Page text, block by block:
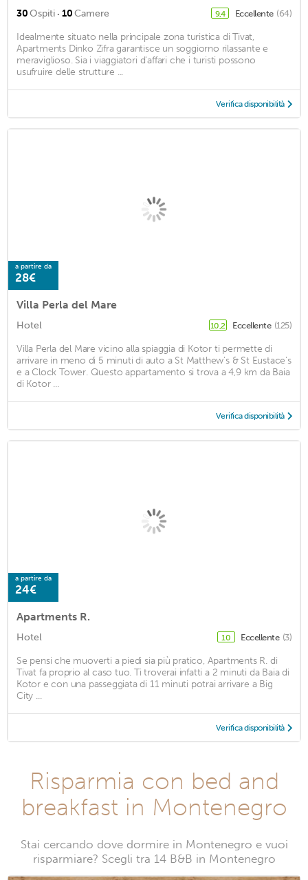
30Ospiti · 10Camere 9,4 Eccellente (64)
Idealmente situato nella principale zona turistica di Tivat,
Apartments Dinko Zifra garantisce un soggiorno rilassante e
meraviglioso. Sia i viaggiatori d'affari che i turisti possono
usufruire delle strutture ...
Verifica disponibilità
a partire da
28€
Villa Perla del Mare
Hotel 10,2 Eccellente (125)
Villa Perla del Mare vicino alla spiaggia di Kotor ti permette di
arrivare in meno di 5 minuti di auto a St Matthew's & St Eustace's
e a Clock Tower. Questo appartamento si trova a 4,9 km da Baia
di Kotor ...
Verifica disponibilità
a partire da
24€
Apartments R.
Hotel 10 Eccellente (3)
Se pensi che muoverti a piedi sia più pratico, Apartments R. di
Tivat fa proprio al caso tuo. Ti troverai infatti a 2 minuti da Baia di
Kotor e con una passeggiata di 11 minuti potrai arrivare a Big
City ...
Verifica disponibilità
Risparmia con bed and
breakfast in Montenegro
Stai cercando dove dormire in Montenegro e vuoi
risparmiare? Scegli tra 14 B&B in Montenegro